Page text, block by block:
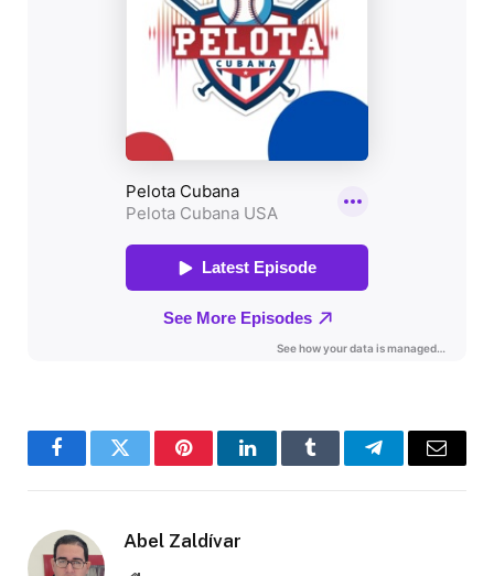
FacebookTwitter PinterestLinkedInTumblr TelegramEmail
Abel Zaldívar